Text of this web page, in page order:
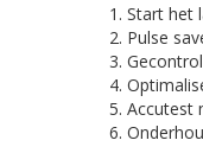
Start het
Pulse
Accutest